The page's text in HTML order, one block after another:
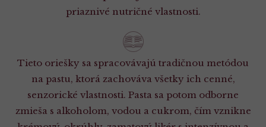
priaznivé nutričné ​​vlastnosti.
Tieto oriešky sa spracovávajú tradičnou metódou
na pastu, ktorá zachováva všetky ich cenné,
senzorické vlastnosti. Pasta sa potom odborne
zmieša s alkoholom, vodou a cukrom, čím vznikne